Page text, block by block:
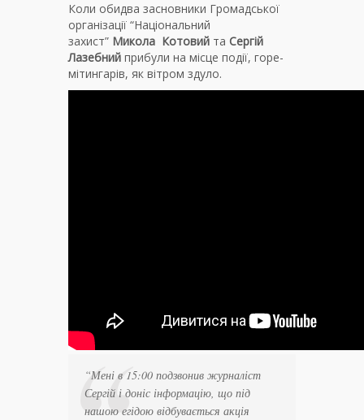
Коли обидва засновники Громадської
організації “Національний
захист” Микола Котовий та Сергій
Лазебний прибули на місце події, горе-
мітингарів, як вітром здуло.
“Мені в 15:00 подзвонив журналіст
Сергій і доніс інформацію, що під
нашою егідою відбувається акція